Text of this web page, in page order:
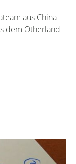
aus China
dem Otherland